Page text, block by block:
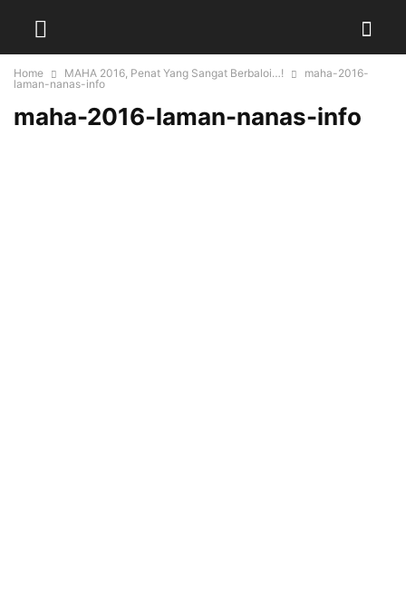
Home MAHA 2016, Penat Yang Sangat Berbaloi…!
maha-2016-
laman-nanas-info
maha-2016-laman-nanas-info